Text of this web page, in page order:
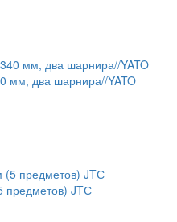
мм, два шарнира//YATO
предметов) JTС